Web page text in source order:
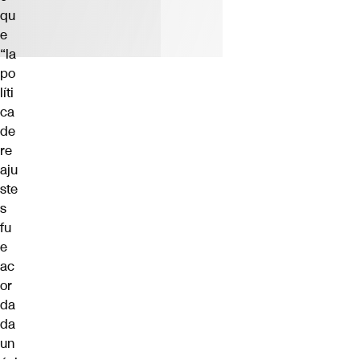
qu
e
“la
po
líti
ca
de
re
aju
ste
s
fu
e
ac
or
da
da
un